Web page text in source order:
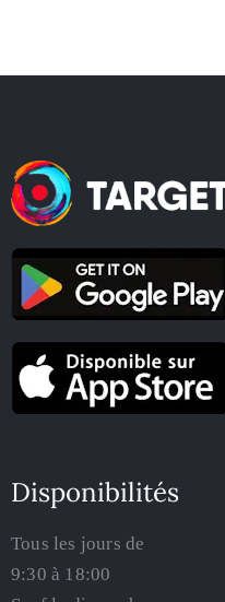
Disponibilités
Tous les jours de
9:30 à 18:00